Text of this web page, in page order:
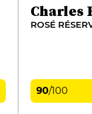
Charles
ROSÉ
90/100